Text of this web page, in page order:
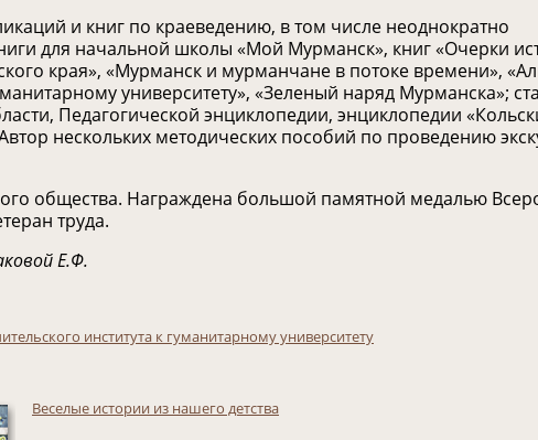
и книг по краеведению, в том числе неоднократно
для начальной школы «Мой Мурманск», книг «Очерки
края», «Мурманск и мурманчане в потоке времени»,
университету», «Зеленый наряд Мурманска»;
Педагогической энциклопедии, энциклопедии
нескольких методических пособий по проведению
общества. Награждена большой памятной медалью
труда.
Е.Ф.
института к гуманитарному университету
Веселые истории из нашего детства